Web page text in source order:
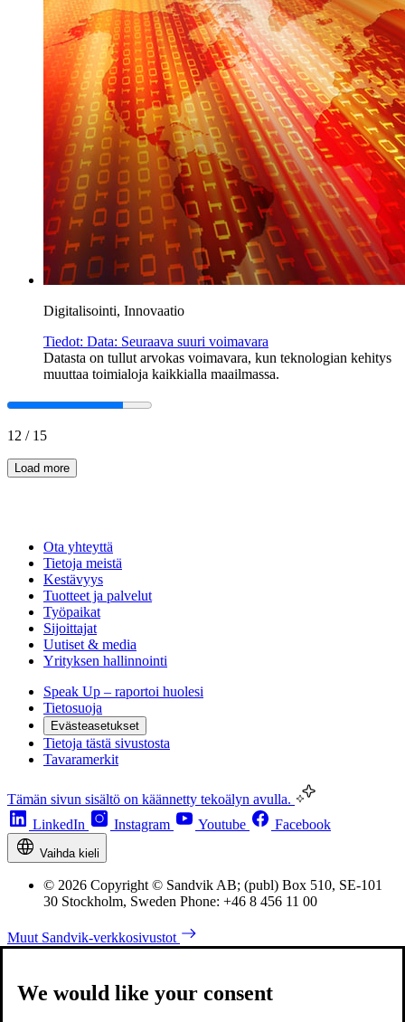
Digitalisointi, Innovaatio
Tiedot: Data: Seuraava suuri voimavara
Datasta on tullut arvokas voimavara, kun teknologian kehitys
muuttaa toimialoja kaikkialla maailmassa.
12 / 15
Load more
Ota yhteyttä
Tietoja meistä
Kestävyys
Tuotteet ja palvelut
Työpaikat
Sijoittajat
Uutiset & media
Yrityksen hallinnointi
Speak Up – raportoi huolesi
Tietosuoja
Evästeasetukset
Tietoja tästä sivustosta
Tavaramerkit
Tämän sivun sisältö on käännetty tekoälyn avulla.
LinkedIn
Instagram Youtube Facebook
Vaihda kieli
© 2026 Copyright © Sandvik AB; (publ) Box 510, SE-101
30 Stockholm, Sweden Phone: +46 8 456 11 00
Muut Sandvik-verkkosivustot
We would like your consent